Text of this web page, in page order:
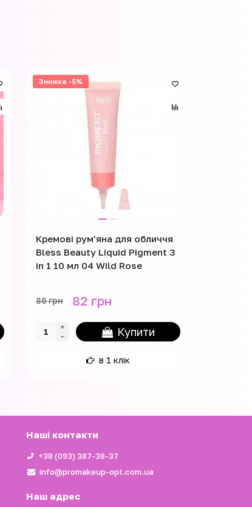
Знижка -5%
Кремові рум'яна для обличчя
Bless Beauty Liquid Pigment 3
in 1 10 мл 04 Wild Rose
86 грн 82 грн
Купити
в 1 клік
Наші контакти
+38 (093) 387-38-37
info@promakeup-opt.com.ua
Наш адрес